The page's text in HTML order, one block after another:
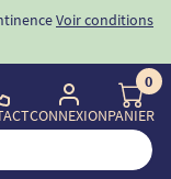
1ère commande
CONNEXION
0
PANIER